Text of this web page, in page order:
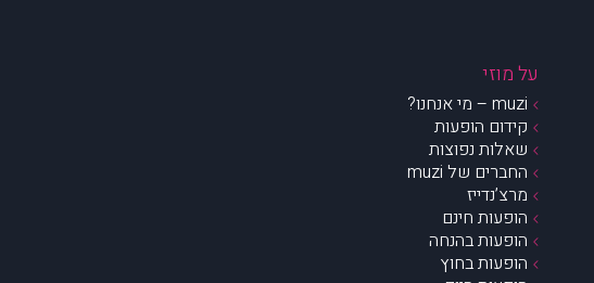
על מוזי
muzi – מי אנחנו?
קידום הופעות
שאלות נפוצות
החברים של muzi
מרצ’נדייז
הופעות חינם
הופעות בהנחה
הופעות בחוץ